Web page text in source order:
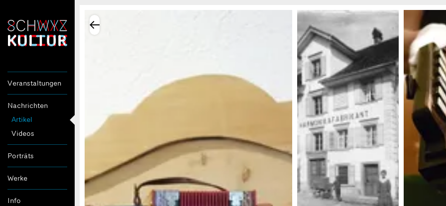
Veranstaltungen
Nachrichten
Artikel
Videos
Porträts
Werke
Info